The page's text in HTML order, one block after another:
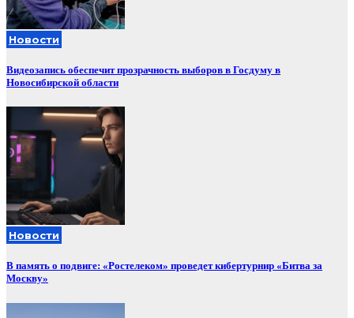
Новости
Видеозапись обеспечит прозрачность выборов в Госдуму в
Новосибирской области
Новости
В память о подвиге: «Ростелеком» проведет кибертурнир «Битва за
Москву»